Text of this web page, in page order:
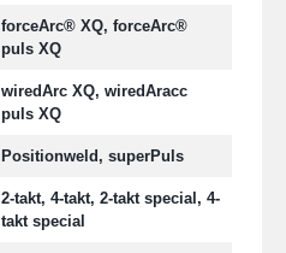
forceArc® XQ, forceArc®
puls XQ
wiredArc XQ, wiredAracc
puls XQ
Positionweld, superPuls
2-takt, 4-takt, 2-takt special, 4-
takt special